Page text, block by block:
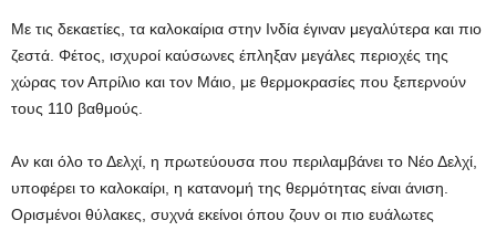
Με τις δεκαετίες, τα καλοκαίρια στην Ινδία έγιναν μεγαλύτερα και πιο
ζεστά. Φέτος, ισχυροί καύσωνες έπληξαν μεγάλες περιοχές της
χώρας τον Απρίλιο και τον Μάιο, με θερμοκρασίες που ξεπερνούν
τους 110 βαθμούς.
Αν και όλο το Δελχί, η πρωτεύουσα που περιλαμβάνει το Νέο Δελχί,
υποφέρει το καλοκαίρι, η κατανομή της θερμότητας είναι άνιση.
Ορισμένοι θύλακες, συχνά εκείνοι όπου ζουν οι πιο ευάλωτες